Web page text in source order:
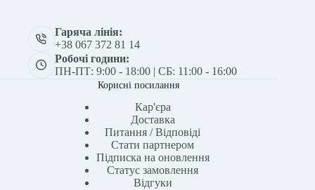
Гаряча лінія:
+38 067 372 81 14
Робочі години:
ПН-ПТ: 9:00 - 18:00 | СБ: 11:00 - 16:00
Корисні посилання
Кар'єра
Доставка
Питання / Відповіді
Стати партнером
Підписка на оновлення
Статус замовлення
Відгуки